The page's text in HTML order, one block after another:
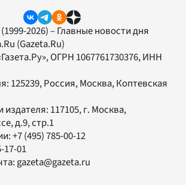
2026) – Главные новости дня
(Gazeta.Ru)
, ОГРН 1067761730376, ИНН
125239, Россия, Москва, Коптевская
издателя: 117105, г. Москва,
д.9, стр.1
+7 (495) 785-00-12
17-01
gazeta@gazeta.ru